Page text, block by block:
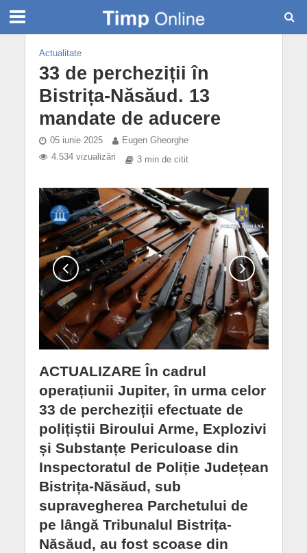
Actualitate
33 de percheziții în
Bistrița-Năsăud. 13
mandate de aducere
05 iunie 2025
Eugen Gheorghe
4.534 vizualizări
3 min de citit
ACTUALIZARE În cadrul
operațiunii Jupiter, în urma celor
33 de percheziții efectuate de
polițiștii Biroului Arme, Explozivi
și Substanțe Periculoase din
Inspectoratul de Poliție Județean
Bistrița-Năsăud, sub
supravegherea Parchetului de
pe lângă Tribunalul Bistrița-
Năsăud, au fost scoase din